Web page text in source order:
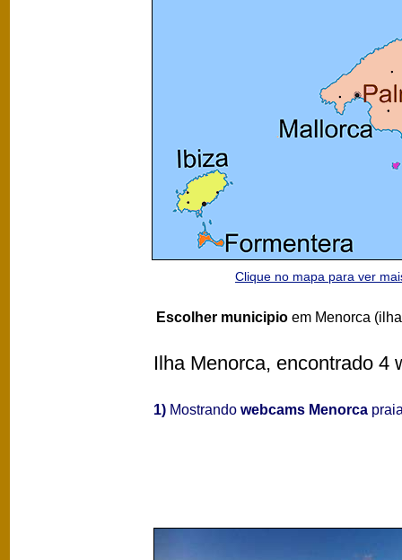
Clique no mapa para ver
Escolher municipio em Menorca
Ilha Menorca, encontrado 4
1) Mostrando webcams Menorca